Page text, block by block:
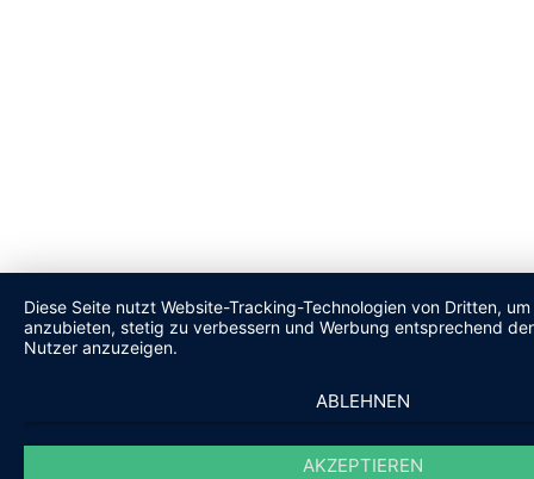
Diese Seite nutzt Website-Tracking-Technologien von Dritten,
anzubieten, stetig zu verbessern und Werbung entsprechend
Nutzer anzuzeigen.
ABLEHNEN
AKZEPTIEREN